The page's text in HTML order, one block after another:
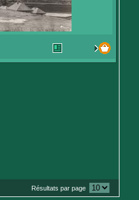
Résultats par page